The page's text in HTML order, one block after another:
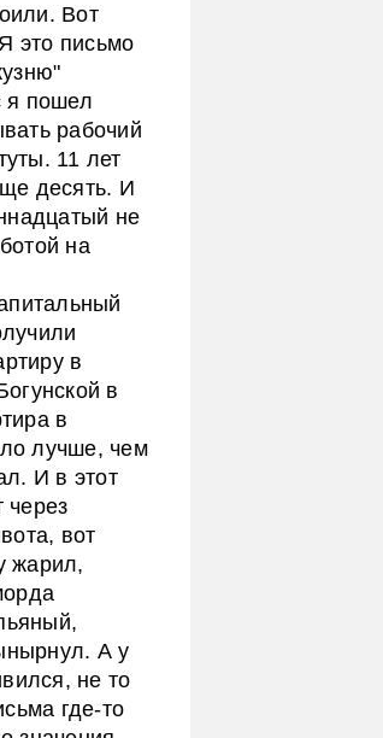
Вот
это письмо
я пошел
рабочий
11 лет
десять. И
не
на
в
в
в
лучше, чем
И в этот
через
вот
жарил,
А у
не то
где-то